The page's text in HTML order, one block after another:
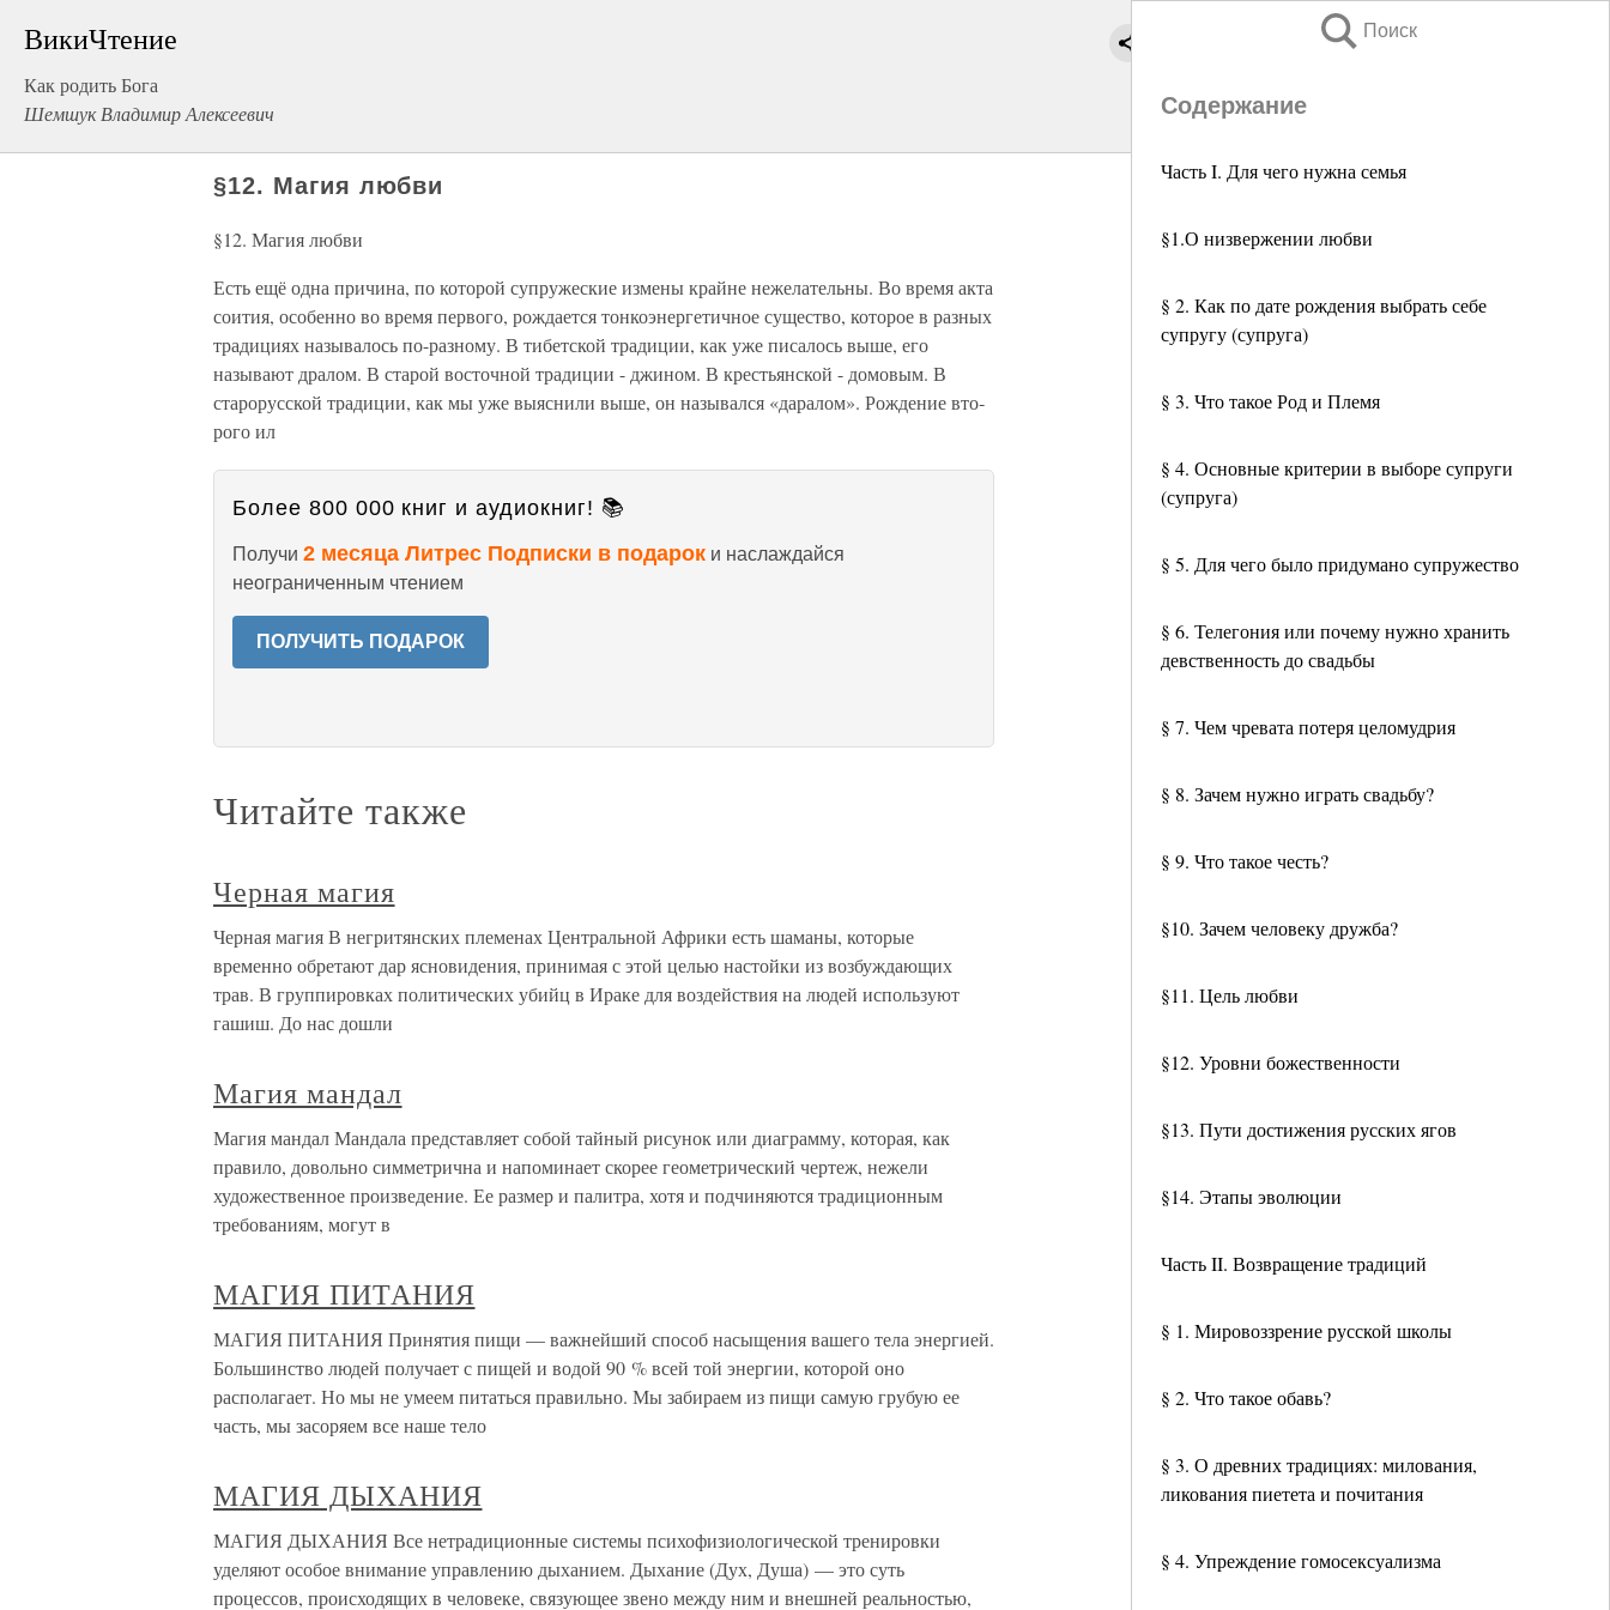
ВикиЧтение
Как родить Бога
Шемшук Владимир Алексеевич
Поиск
Содержание
Часть I. Для чего нужна семья
§1.О низвержении любви
§ 2. Как по дате рождения выбрать себе
супругу (супруга)
§ 3. Что такое Род и Племя
§ 4. Основные критерии в выборе супруги
(супруга)
§ 5. Для чего было придумано супружество
§ 6. Телегония или почему нужно хранить
девственность до свадьбы
§ 7. Чем чревата потеря целомудрия
§ 8. Зачем нужно играть свадьбу?
§ 9. Что такое честь?
§10. Зачем человеку дружба?
§11. Цель любви
§12. Уровни божественности
§13. Пути достижения русских ягов
§14. Этапы эволюции
Часть II. Возвращение традиций
§ 1. Мировоззрение русской школы
§ 2. Что такое обавь?
§ 3. О древних традициях: милования,
ликования пиетета и почитания
§ 4. Упреждение гомосексуализма
§12. Магия любви
§12. Магия любви
Есть ещё одна причина, по которой супружес­кие измены крайне нежелательны. Во время акта
со­ития, особенно во время первого, рождается тонкоэнергетичное существо, которое в разных
традициях называлось по-разному. В тибетской традиции, как уже писалось выше, его
называют дралом. В старой восточной традиции - джином. В крестьянской - до­мовым. В
старорусской традиции, как мы уже выяс­нили выше, он назывался «даралом». Рождение вто­
рого ил
Более 800 000 книг и аудиокниг! 📚
Получи 2 месяца Литрес Подписки в подарок и наслаждайся
неограниченным чтением
ПОЛУЧИТЬ ПОДАРОК
Читайте также
Черная магия
Черная магия В негритянских племенах Центральной Африки есть шаманы, которые
временно обретают дар ясновидения, принимая с этой целью настойки из возбуждающих
трав. В группировках политических убийц в Ираке для воздействия на людей используют
гашиш. До нас дошли
Магия мандал
Магия мандал Мандала представляет собой тайный рисунок или диаграмму, которая, как
правило, довольно симметрична и напоминает скорее геометрический чертеж, нежели
художественное произведение. Ее размер и палитра, хотя и подчиняются традиционным
требованиям, могут в
МАГИЯ ПИТАНИЯ
МАГИЯ ПИТАНИЯ Принятия пищи — важнейший способ насыщения вашего тела энергией.
Большинство людей получает с пищей и водой 90 % всей той энергии, которой оно
располагает. Но мы не умеем питаться правильно. Мы забираем из пищи самую грубую ее
часть, мы засоряем все наше тело
МАГИЯ ДЫХАНИЯ
МАГИЯ ДЫХАНИЯ Все нетрадиционные системы психофизиологической тренировки
уделяют особое внимание управлению дыханием. Дыхание (Дух, Душа) — это суть
процессов, происходящих в человеке, связующее звено между ним и внешней реальностью,